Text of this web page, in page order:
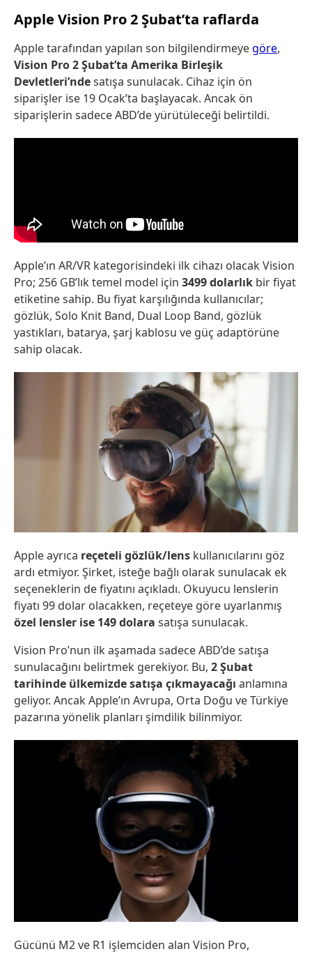
Apple Vision Pro 2 Şubat’ta raflarda
Apple tarafından yapılan son bilgilendirmeyegöre,
Vision Pro 2 Şubat’ta Amerika Birleşik
Devletleri’ndesatışa sunulacak. Cihaz için ön
siparişler ise 19 Ocak’ta başlayacak. Ancak ön
siparişlerin sadece ABD’de yürütüleceği belirtildi.
Apple’ın AR/VR kategorisindeki ilk cihazı olacak Vision
Pro; 256 GB’lık temel model için 3499 dolarlık bir fiyat
etiketine sahip. Bu fiyat karşılığında kullanıcılar;
gözlük, Solo Knit Band, Dual Loop Band, gözlük
yastıkları, batarya, şarj kablosu ve güç adaptörüne
sahip olacak.
Apple ayrıca reçeteli gözlük/lens kullanıcılarını göz
ardı etmiyor. Şirket, isteğe bağlı olarak sunulacak ek
seçeneklerin de fiyatını açıkladı. Okuyucu lenslerin
fiyatı 99 dolar olacakken, reçeteye göre uyarlanmış
özel lensler ise 149 dolara satışa sunulacak.
Vision Pro’nun ilk aşamada sadece ABD’de satışa
sunulacağını belirtmek gerekiyor. Bu, 2 Şubat
tarihinde ülkemizde satışa çıkmayacağı anlamına
geliyor. Ancak Apple’ın Avrupa, Orta Doğu ve Türkiye
pazarına yönelik planları şimdilik bilinmiyor.
Gücünü M2 ve R1 işlemciden alan Vision Pro,